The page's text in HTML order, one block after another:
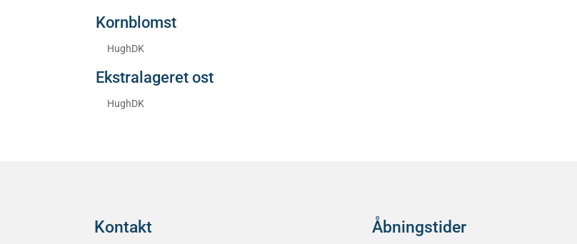
Kornblomst
HughDK
Ekstralageret ost
HughDK
Kontakt Åbningstider